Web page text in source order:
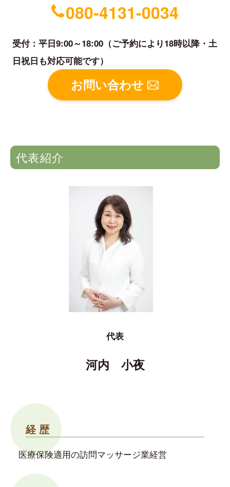
080-4131-0034
受付：平日9:00～18:00（ご予約により18時以降・土
日祝日も対応可能です）
お問い合わせ
代表紹介
代表
河内 小夜
経 歴
医療保険適用の訪問マッサージ業経営